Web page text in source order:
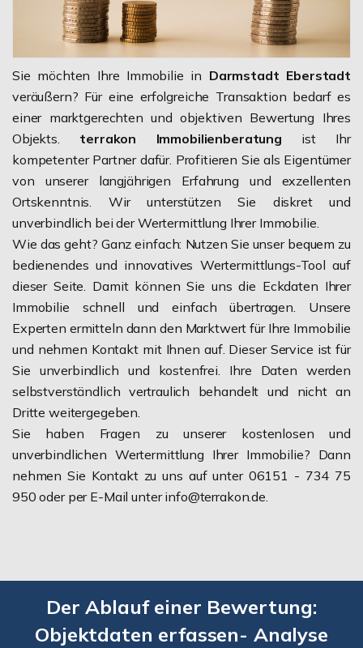
Sie möchten Ihre Immobilie in Darmstadt Eberstadt
veräußern? Für eine erfolgreiche Transaktion bedarf es
einer marktgerechten und objektiven Bewertung Ihres
Objekts. terrakon Immobilienberatung ist Ihr
kompetenter Partner dafür. Profitieren Sie als Eigentümer
von unserer langjährigen Erfahrung und exzellenten
Ortskenntnis. Wir unterstützen Sie diskret und
unverbindlich bei der Wertermittlung Ihrer Immobilie.
Wie das geht? Ganz einfach: Nutzen Sie unser bequem zu
bedienendes und innovatives Wertermittlungs-Tool auf
dieser Seite. Damit können Sie uns die Eckdaten Ihrer
Immobilie schnell und einfach übertragen. Unsere
Experten ermitteln dann den Marktwert für Ihre Immobilie
und nehmen Kontakt mit Ihnen auf. Dieser Service ist für
Sie unverbindlich und kostenfrei. Ihre Daten werden
selbstverständlich vertraulich behandelt und nicht an
Dritte weitergegeben.
Sie haben Fragen zu unserer kostenlosen und
unverbindlichen Wertermittlung Ihrer Immobilie? Dann
nehmen Sie Kontakt zu uns auf unter 06151 - 734 75
950 oder per E-Mail unter info@terrakon.de.
Der Ablauf einer Bewertung:
Objektdaten erfassen- Analyse